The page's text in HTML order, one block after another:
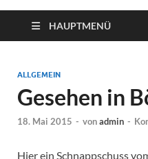
HAUPTMENÜ
ALLGEMEIN
Gesehen in
18. Mai 2015 - vonadmin -
Hier ein Schnappschuss